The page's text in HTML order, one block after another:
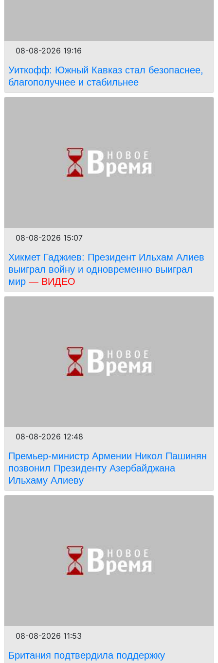
08-08-2026 19:16
Уиткофф: Южный Кавказ стал безопаснее,
благополучнее и стабильнее
08-08-2026 15:07
Хикмет Гаджиев: Президент Ильхам Алиев
выиграл войну и одновременно выиграл
мир — ВИДЕО
08-08-2026 12:48
Премьер-министр Армении Никол Пашинян
позвонил Президенту Азербайджана
Ильхаму Алиеву
08-08-2026 11:53
Британия подтвердила поддержку